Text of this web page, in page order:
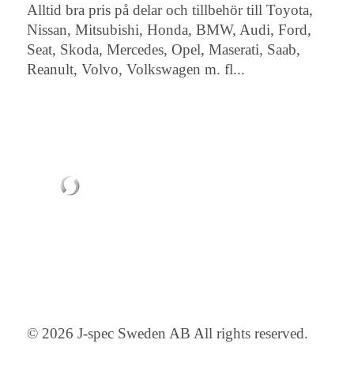
Alltid bra pris på delar och tillbehör till Toyota,
Nissan, Mitsubishi, Honda, BMW, Audi, Ford,
Seat, Skoda, Mercedes, Opel, Maserati, Saab,
Reanult, Volvo, Volkswagen m. fl...
© 2026 J-spec Sweden AB All rights reserved.